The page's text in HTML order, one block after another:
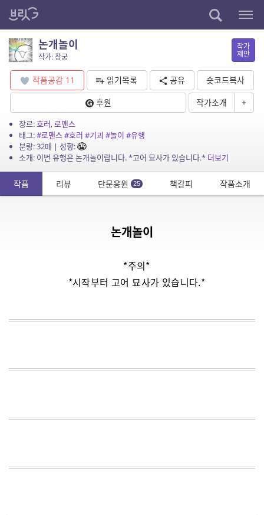
논개놀이
작가: 창궁
작가
제안
작품공감 11 읽기목록 공유
숏코드복사
후원
작가소개 +
장르:호러,로맨스
태그:#로맨스#호러 #기괴 #놀이 #유행
분량: 32매 | 성향:
소개: 이번 유행은 논개놀이랍니다. *고어 묘사가 있습니다.* 더보기
작품 리뷰 단문응원 25 책갈피 작품소개
논개놀이
*주의*
*시작부터 고어 묘사가 있습니다.*